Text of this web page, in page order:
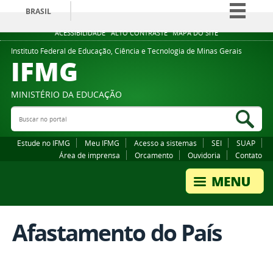
ACESSIBILIDADE ALTO CONTRASTE MAPA DO SITE
BRASIL
Simplifique!
Comunica BR
Legislação
Instituto Federal de Educação, Ciência e Tecnologia de Minas Gerais
IFMG
MINISTÉRIO DA EDUCAÇÃO
Buscar no portal
Estude no IFMG Meu IFMG Acesso a sistemas SEI
SUAP
Área de imprensa
Orcamento Ouvidoria Contato
Afastamento do País